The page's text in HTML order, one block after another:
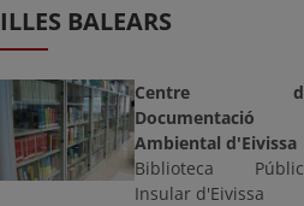
ILLES BALEARS
Centre
Documentació
Ambiental d'Eivissa
Biblioteca
Insular d'Eivissa